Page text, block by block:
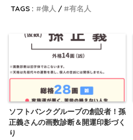
TAGS :
偉人 有名人
ソフトバンクグループの創設者！孫
正義さんの画数診断＆開運印影づく
り